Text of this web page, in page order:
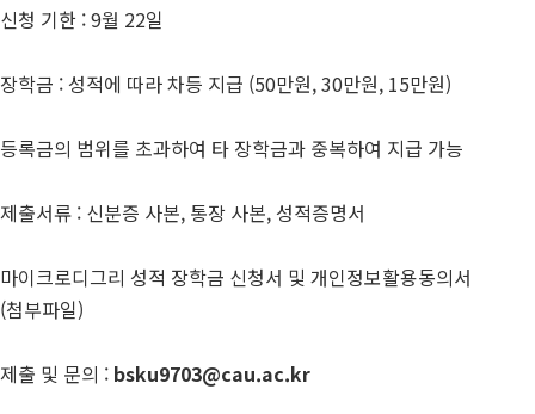
신청 기한 : 9월 22일
장학금 : 성적에 따라 차등 지급 (50만원, 30만원, 15만원)
등록금의 범위를 초과하여 타 장학금과 중복하여 지급 가능
제출서류 : 신분증 사본, 통장 사본, 성적증명서
마이크로디그리 성적 장학금 신청서 및 개인정보활용동의서
(첨부파일)
제출 및 문의 : bsku9703@cau.ac.kr